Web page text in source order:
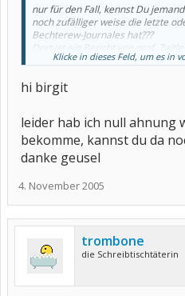
nur für den Fall, kennst Du
noch zufälliger weise die letzte
Bechterew-Journales hat???
Dort ist ein Bericht von prof.
- in dem explizit drin steht
(ist ja auch der Hintergrund einer
Dieen Artikel sollte Deine
Unsinn von sich gibt.
Klicke in dieses Feld, um es in
hi birgit
leider hab ich null ahnung
bekomme, kannst du da
danke geusel
4. November 2005
trombone
die Schreibtischtäterin